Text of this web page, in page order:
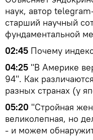
наук, автор
старший научный
фундаментальной
02:45 Почему
04:25 "В Америке
94". Как
разных странах (у
05:20 "Стройная
великолепная, но
- и можем